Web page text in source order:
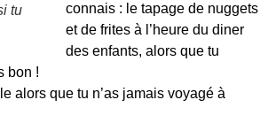
tu
connais : le tapage de nuggets
et de frites à l’heure du diner
des enfants, alors que tu
bon !
alors que tu n’as jamais voyagé à